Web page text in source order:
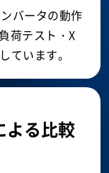
バータの動作
荷テスト・X
ています。
よる比較